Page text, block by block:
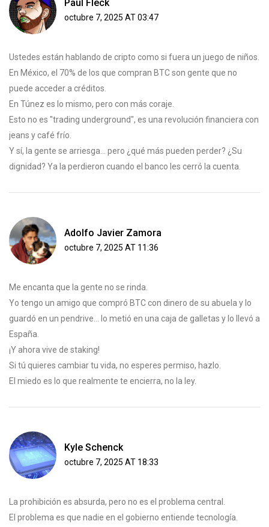
Paul Fleck
octubre 7, 2025 AT 03:47
Ustedes están hablando de cripto como si fuera un juego de niños.
En México, el 70% de los que compran BTC son gente que no
puede acceder a créditos.
En Túnez es lo mismo, pero con más coraje.
Esto no es "trading underground", es una revolución financiera con
jeans y café frío.
Y sí, la gente se arriesga... pero ¿qué más pueden perder? ¿Su
dignidad? Ya la perdieron cuando el banco les cerró la cuenta.
Adolfo Javier Zamora
octubre 7, 2025 AT 11:36
Me encanta que la gente no se rinda.
Yo tengo un amigo que compró BTC con dinero de su abuela y lo
guardó en un pendrive... lo metió en una caja de galletas y lo llevó a
España.
¡Y ahora vive de staking!
Si tú quieres cambiar tu vida, no esperes permiso, hazlo.
El miedo es lo que realmente te encierra, no la ley.
Kyle Schenck
octubre 7, 2025 AT 18:33
La prohibición es absurda, pero no es el problema central.
El problema es que nadie en el gobierno entiende tecnología.